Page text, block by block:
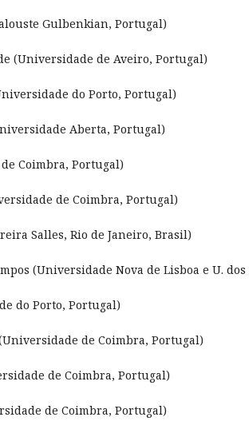
Gulbenkian, Portugal)
(Universidade de Aveiro, Portugal)
do Porto, Portugal)
Aberta, Portugal)
Coimbra, Portugal)
de Coimbra, Portugal)
Salles, Rio de Janeiro, Brasil)
(Universidade Nova de Lisboa e U.
do Porto, Portugal)
de Coimbra, Portugal)
de Coimbra, Portugal)
de Coimbra, Portugal)